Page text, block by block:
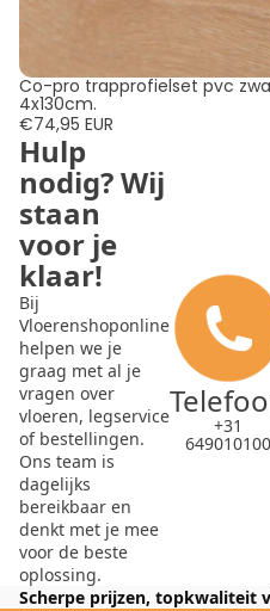
Co-pro trapprofielset pvc
4x130cm.
€74,95 EUR
Hulp
nodig? Wij
staan
voor je
klaar!
Bij
Vloerenshoponline
helpen we je
graag met al je
vragen over
vloeren, legservice
of bestellingen.
Ons team is
dagelijks
bereikbaar en
denkt met je mee
voor de beste
oplossing.
+31
649010100
Scherpe prijzen, topkwaliteit